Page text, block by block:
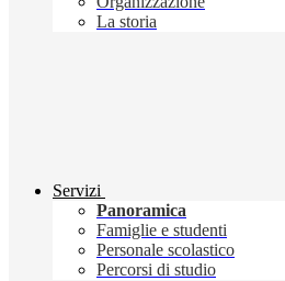
La storia
Servizi
Panoramica
Famiglie e studenti
Personale scolastico
Percorsi di studio